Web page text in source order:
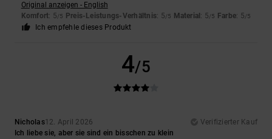
Original anzeigen - English
Komfort: 5/5 Preis-Leistungs-Verhältnis: 5/5 Material : 5/5 Farbe: 5/5
Ich empfehle dieses Produkt
4/5
Nicholas12. April 2026
Verifizierter Kauf
Ich liebe sie, aber sie sind ein bisschen zu klein